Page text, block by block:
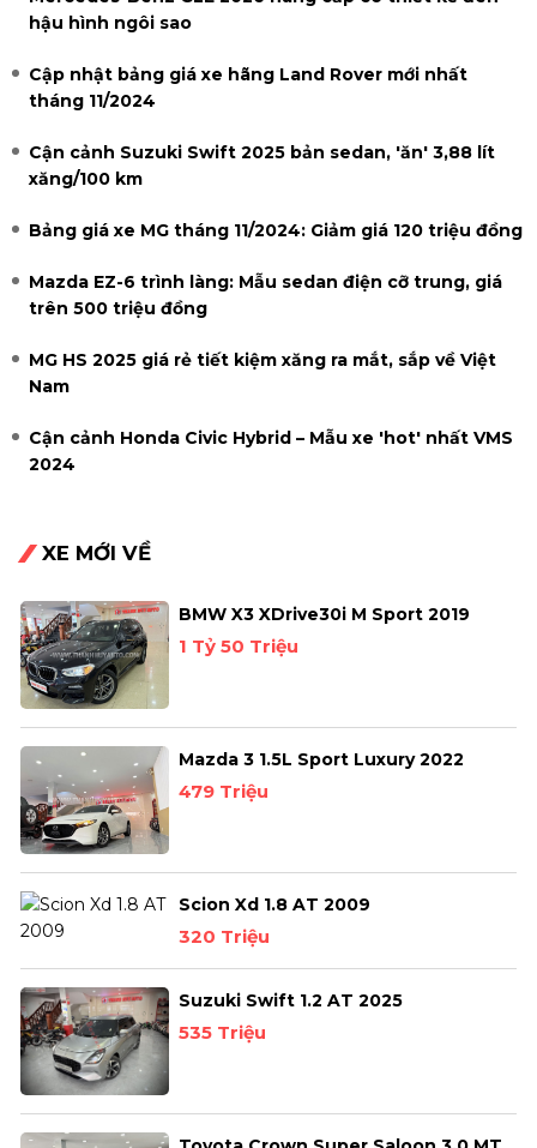
hậu hình ngôi sao
Cập nhật bảng giá xe hãng Land Rover mới nhất
tháng 11/2024
Cận cảnh Suzuki Swift 2025 bản sedan, 'ăn' 3,88 lít
xăng/100 km
Bảng giá xe MG tháng 11/2024: Giảm giá 120 triệu đồng
Mazda EZ-6 trình làng: Mẫu sedan điện cỡ trung, giá
trên 500 triệu đồng
MG HS 2025 giá rẻ tiết kiệm xăng ra mắt, sắp về Việt
Nam
Cận cảnh Honda Civic Hybrid – Mẫu xe 'hot' nhất VMS
2024
XE MỚI VỀ
BMW X3 XDrive30i M Sport 2019
1 Tỷ 50 Triệu
Mazda 3 1.5L Sport Luxury 2022
479 Triệu
Scion Xd 1.8 AT 2009
320 Triệu
Suzuki Swift 1.2 AT 2025
535 Triệu